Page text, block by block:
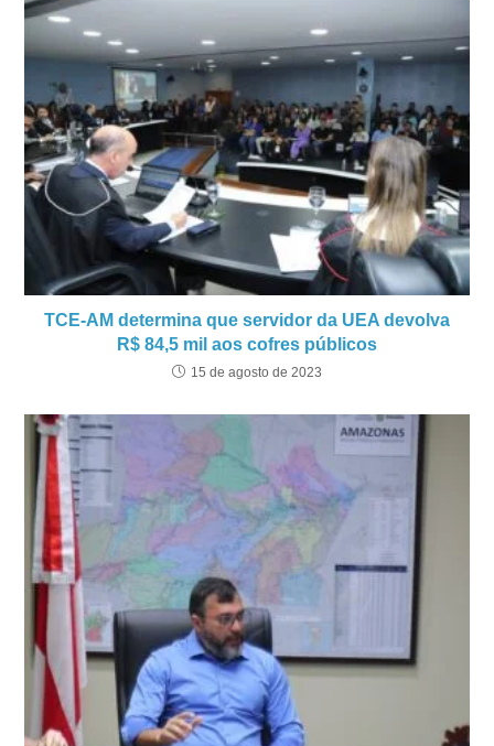
TCE-AM determina que servidor da UEA devolva
R$ 84,5 mil aos cofres públicos
15 de agosto de 2023